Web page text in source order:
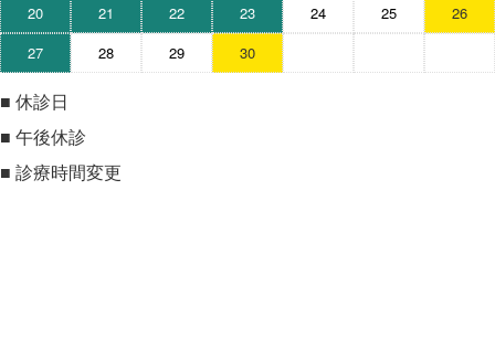
20
21 22 23 24 25
26
27
28 29 30
■ 休診日
■ 午後休診
■ 診療時間変更